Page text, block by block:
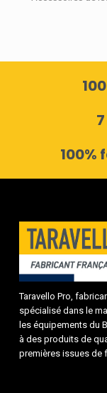
Taravello Pro,
spécialisé dans le
les équipements du
à des produits de
premières issues de